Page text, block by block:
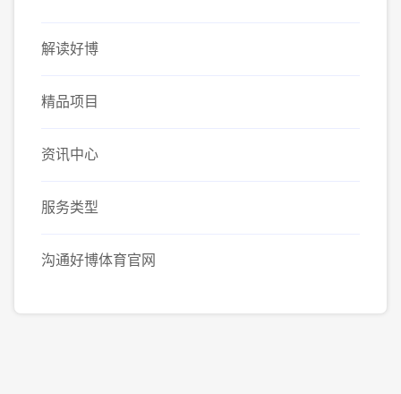
解读好博
精品项目
资讯中心
服务类型
沟通好博体育官网